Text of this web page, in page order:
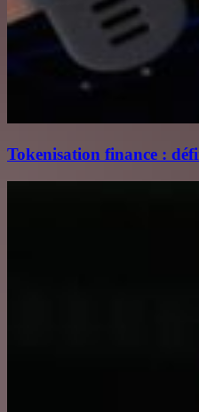
Tokenisation finance :